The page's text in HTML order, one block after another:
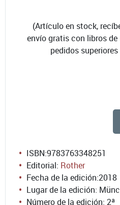
(Artículo en stock,
envío gratis con libros
pedidos
ISBN:9783763348251
Editorial: Rother
Fecha de la edición:2018
Lugar de la edición:
Número de la edición: 2ª